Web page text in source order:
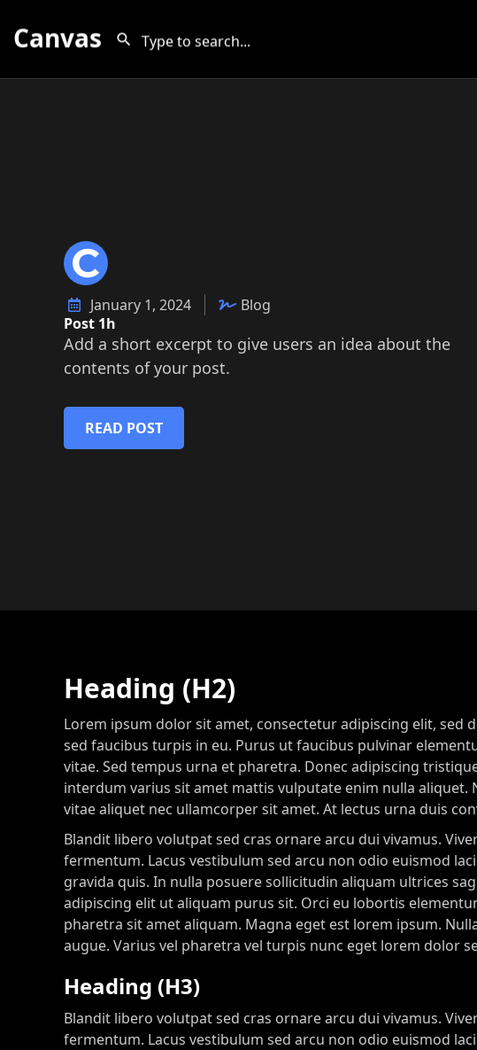
Canvas
January 1, 2024
Blog
Post 1h
Add a short excerpt to give users an idea about the
contents of your post.
READ POST
Heading (H2)
Lorem ipsum dolor sit amet, consectetur adipiscing elit,
sed faucibus turpis in eu. Purus ut faucibus pulvinar
vitae. Sed tempus urna et pharetra. Donec adipiscing
interdum varius sit amet mattis vulputate enim nulla
vitae aliquet nec ullamcorper sit amet. At lectus urna duis
Blandit libero volutpat sed cras ornare arcu dui vivamus.
fermentum. Lacus vestibulum sed arcu non odio euismod
gravida quis. In nulla posuere sollicitudin aliquam ultrices
adipiscing elit ut aliquam purus sit. Orci eu lobortis
pharetra sit amet aliquam. Magna eget est lorem ipsum.
augue. Varius vel pharetra vel turpis nunc eget lorem dolor
Heading (H3)
Blandit libero volutpat sed cras ornare arcu dui vivamus.
fermentum. Lacus vestibulum sed arcu non odio euismod